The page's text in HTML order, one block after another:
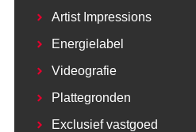
Artist Impressions
Energielabel
Videografie
Plattegronden
Exclusief vastgoed